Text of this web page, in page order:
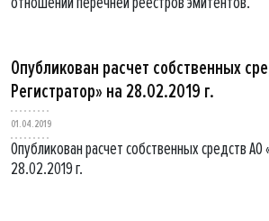
Опубликован расчет собственных
Регистратор» на 28.02.2019 г.
01.04.2019
Опубликован расчет собственных средств АО
28.02.2019 г.